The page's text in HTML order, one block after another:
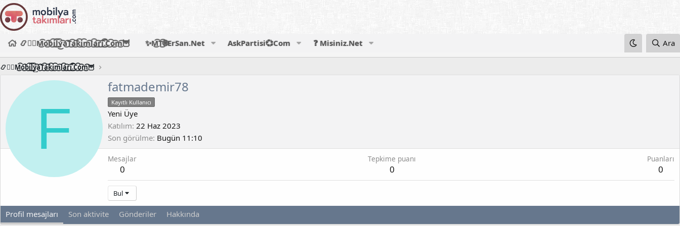
📿🧙‍♂️M͜͡o͜͡b͜͡i͜͡l͜͡y͜͡a͜͡T͜͡a͜͡k͜͡i͜͡m͜͡l͜͡a͜͡r͜͡i͜͡.͜͡C͜͡o͜͡m͜͡🦉 ✨M͜͡T͜͡🌐ErSan.Net AskPartisi💞Com ❓ Misiniz.Net Ara
📿🧙‍♂️M͜͡o͜͡b͜͡i͜͡l͜͡y͜͡a͜͡T͜͡a͜͡k͜͡i͜͡m͜͡l͜͡a͜͡r͜͡i͜͡.͜͡C͜͡o͜͡m͜͡🦉
F
fatmademir78
Kayıtlı Kullanıcı
Yeni Üye
Katılım 22 Haz 2023
Son görülme Bugün 11:10
Mesajlar
0
Tepkime puanı
0
Puanları
0
Bul
Profil mesajları Son aktivite Gönderiler Hakkında